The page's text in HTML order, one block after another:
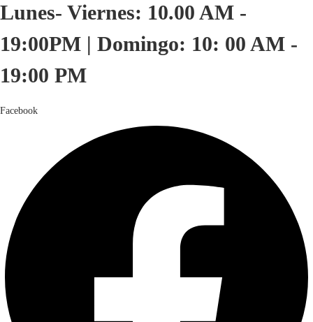
Lunes- Viernes: 10.00 AM -
19:00PM | Domingo: 10: 00 AM -
19:00 PM
Facebook